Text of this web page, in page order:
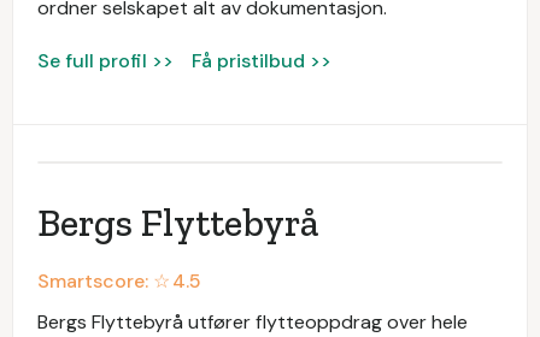
ordner selskapet alt av dokumentasjon.
Se full profil >> Få pristilbud >>
Bergs Flyttebyrå
Smartscore: ☆4.5
Bergs Flyttebyrå utfører flytteoppdrag over hele